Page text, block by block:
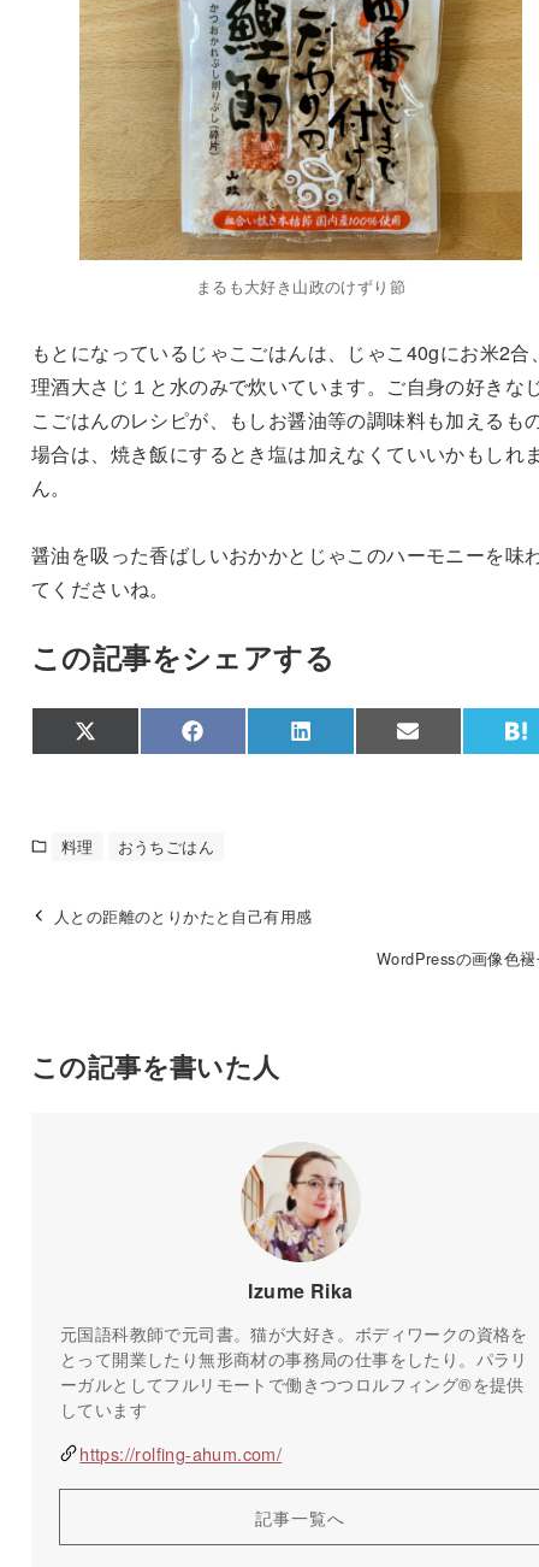
まるも大好き山政のけずり節
もとになっているじゃこごはんは、じゃこ40gにお米2合
理酒大さじ１と水のみで炊いています。ご自身の好きな
こごはんのレシピが、もしお醤油等の調味料も加えるも
場合は、焼き飯にするとき塩は加えなくていいかもしれ
ん。
醤油を吸った香ばしいおかかとじゃこのハーモニーを味
てくださいね。
この記事をシェアする
Share
on
X
(
)
Share
on
F
a
o
o
Share
on
L
i
Share
on
E
m
H
a
料理 おうちごはん
人との距離のとりかたと自己有用感
WordPressの画像色
この記事を書いた人
Izume Rika
元国語科教師で元司書。猫が大好き。ボディワークの資格を
とって開業したり無形商材の事務局の仕事をしたり。パラリ
ーガルとしてフルリモートで働きつつロルフィング®️を提供
しています
https://rolfing-ahum.com/
記事一覧へ